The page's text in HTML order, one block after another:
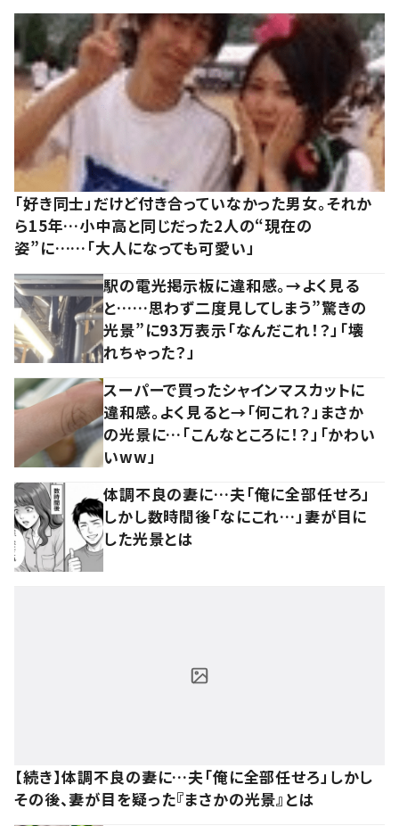
「好き同士」だけど付き合っていなかった男女。それか
ら15年…小中高と同じだった2人の“現在の
姿”に……「大人になっても可愛い」
駅の電光掲示板に違和感。→よく見る
と……思わず二度見してしまう”驚きの
光景”に93万表示「なんだこれ！？」「壊
れちゃった？」
スーパーで買ったシャインマスカットに
違和感。よく見ると→「何これ？」まさか
の光景に…「こんなところに！？」「かわい
いww」
体調不良の妻に…夫「俺に全部任せろ」
しかし数時間後「なにこれ…」妻が目に
した光景とは
【続き】体調不良の妻に…夫「俺に全部任せろ」しかし
その後、妻が目を疑った『まさかの光景』とは